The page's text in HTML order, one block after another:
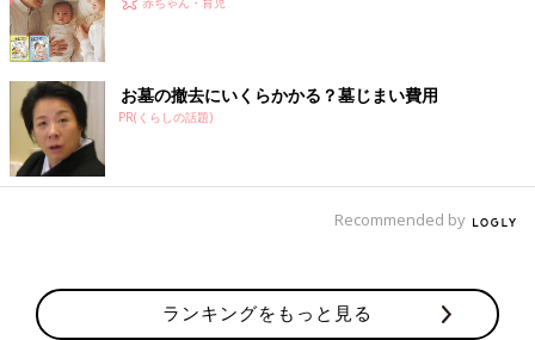
お墓の撤去にいくらかかる？墓じまい費用
PR(くらしの話題)
Recommended by
ランキングをもっと見る